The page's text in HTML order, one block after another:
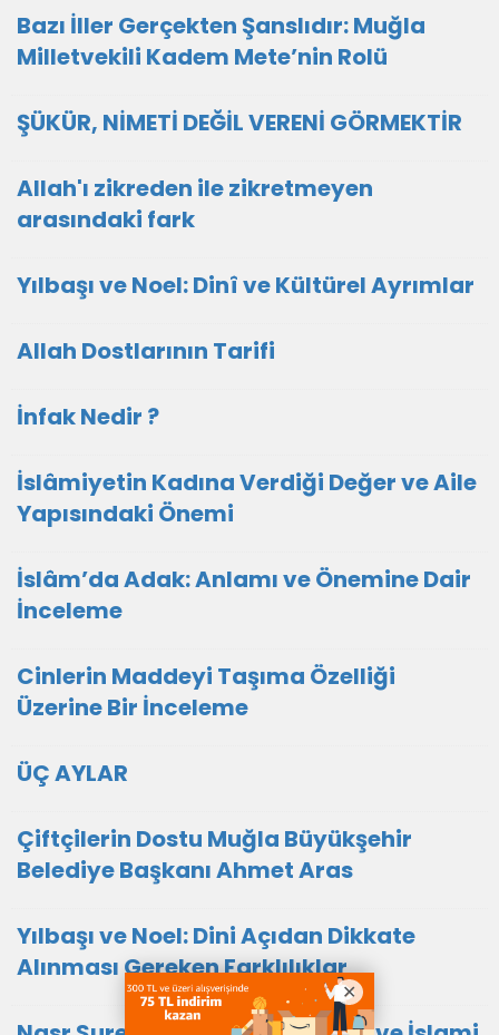
Bazı İller Gerçekten Şanslıdır: Muğla
Milletvekili Kadem Mete’nin Rolü
ŞÜKÜR, NİMETİ DEĞİL VERENİ GÖRMEKTİR
Allah'ı zikreden ile zikretmeyen
arasındaki fark
Yılbaşı ve Noel: Dinî ve Kültürel Ayrımlar
Allah Dostlarının Tarifi
İnfak Nedir ?
İslâmiyetin Kadına Verdiği Değer ve Aile
Yapısındaki Önemi
İslâm’da Adak: Anlamı ve Önemine Dair
İnceleme
Cinlerin Maddeyi Taşıma Özelliği
Üzerine Bir İnceleme
ÜÇ AYLAR
Çiftçilerin Dostu Muğla Büyükşehir
Belediye Başkanı Ahmet Aras
Yılbaşı ve Noel: Dini Açıdan Dikkate
Alınması Gereken Farklılıklar